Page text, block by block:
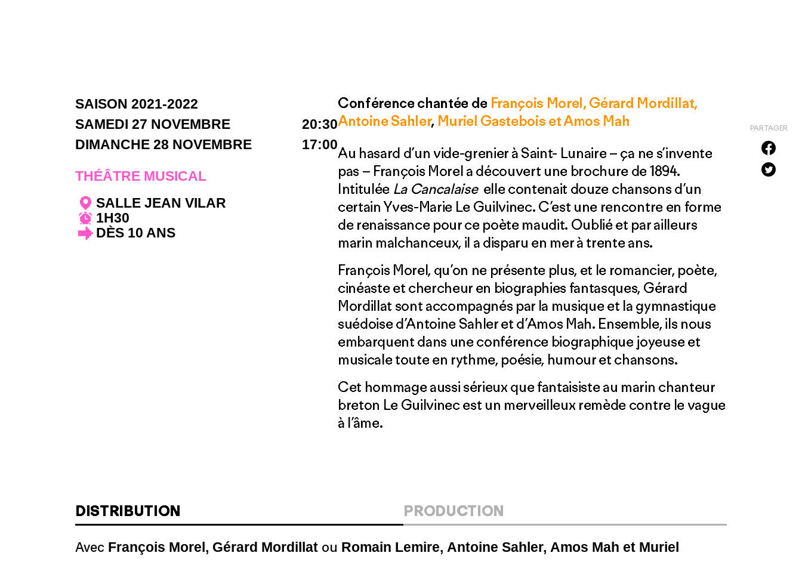
PARTAGER
SAISON 2021-2022
SAMEDI 27 NOVEMBRE
20:30
DIMANCHE 28 NOVEMBRE
17:00
THÉÂTRE MUSICAL
SALLE JEAN VILAR
1H30
DÈS 10 ANS
Conférence chantée de François Morel, Gérard Mordillat,
Antoine Sahler, Muriel Gastebois et Amos Mah
Au hasard d’un vide-grenier à Saint- Lunaire – ça ne s’invente
pas – François Morel a découvert une brochure de 1894.
Intitulée La Cancalaise elle contenait douze chansons d’un
certain Yves-Marie Le Guilvinec. C’est une rencontre en forme
de renaissance pour ce poète maudit. Oublié et par ailleurs
marin malchanceux, il a disparu en mer à trente ans.
François Morel, qu’on ne présente plus, et le romancier, poète,
cinéaste et chercheur en biographies fantasques, Gérard
Mordillat sont accompagnés par la musique et la gymnastique
suédoise d’Antoine Sahler et d’Amos Mah. Ensemble, ils nous
embarquent dans une conférence biographique joyeuse et
musicale toute en rythme, poésie, humour et chansons.
Cet hommage aussi sérieux que fantaisiste au marin chanteur
breton Le Guilvinec est un merveilleux remède contre le vague
à l’âme.
DISTRIBUTION PRODUCTION
Avec François Morel, Gérard Mordillat ou Romain Lemire, Antoine Sahler, Amos Mah et Muriel